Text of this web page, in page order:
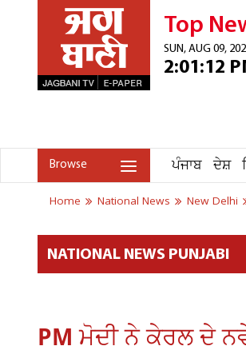
Top
SUN, AUG 09,
2:01:12
Browse ਪੰਜਾਬ ਦੇਸ਼
Home National News New Delhi
NATIONAL NEWS PUNJABI
PM ਮੋਦੀ ਨੇ ਕੇਰਲ ਦੇ